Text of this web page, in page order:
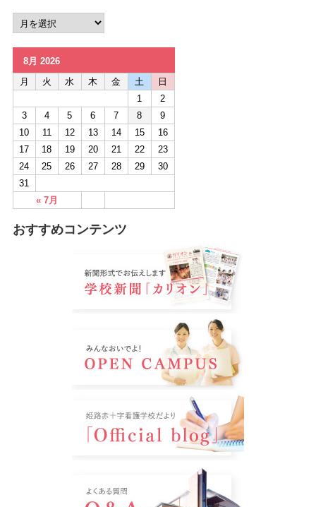
8月 2026
月
火 水 木 金 土 日
« 7月
1
2
3
4 5 6 7 8
9
10
11 12 13 14 15
16
17
18 19 20 21 22
23
24
25 26 27 28 29
30
31
おすすめコンテンツ